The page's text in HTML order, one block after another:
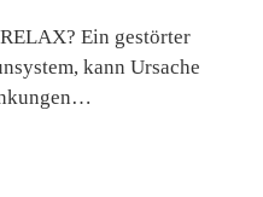
Ein gestörter
kann Ursache